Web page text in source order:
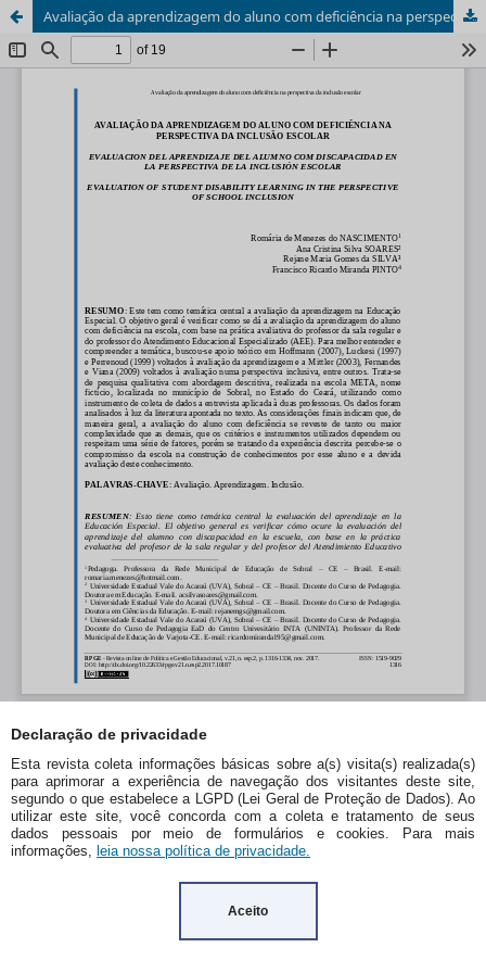
Declaração de privacidade
Esta revista coleta informações básicas sobre a(s) visita(s) realizada(s)
para aprimorar a experiência de navegação dos visitantes deste site,
segundo o que estabelece a LGPD (Lei Geral de Proteção de Dados). Ao
utilizar este site, você concorda com a coleta e tratamento de seus
dados pessoais por meio de formulários e cookies. Para mais
informações, leia nossa política de privacidade.
Aceito
Avaliação da aprendizagem do aluno com deficiência na perspectiva da inclusão escolar